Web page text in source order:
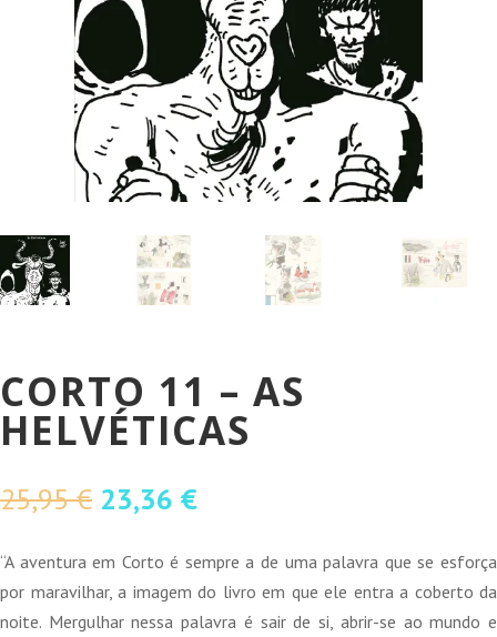
CORTO 11 – AS
HELVÉTICAS
25,95€ O
original
era:
25,95 €.
23,36 €O
atual
é:
23,36 €.
“A aventura em Corto é sempre a de uma palavra que se esforça
por maravilhar, a imagem do livro em que ele entra a coberto da
noite. Mergulhar nessa palavra é sair de si, abrir-se ao mundo e